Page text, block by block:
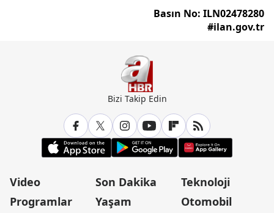
Basın No: ILN02478280
#ilan.gov.tr
Bizi Takip Edin
Video
Programlar
Son Dakika
Yaşam
Teknoloji
Otomobil